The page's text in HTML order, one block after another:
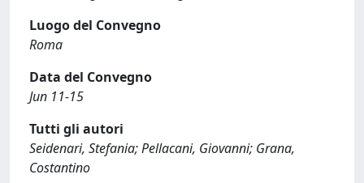
Luogo del Convegno
Roma
Data del Convegno
Jun 11-15
Tutti gli autori
Seidenari, Stefania; Pellacani, Giovanni; Grana,
Costantino